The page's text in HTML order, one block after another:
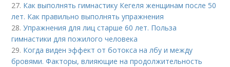
27. Как выполнять гимнастику Кегеля женщинам после 50
лет. Как правильно выполнять упражнения
28.Упражнения для лиц старше 60 лет. Польза
гимнастики для пожилого человека
29. Когда виден эффект от ботокса на лбу и между
бровями. Факторы, влияющие на продолжительность